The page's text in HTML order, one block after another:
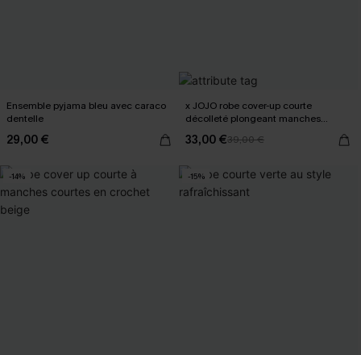
Ensemble pyjama bleu avec caraco
dentelle
29,00 €
x JOJO robe cover-up courte
décolleté plongeant manches
33,00 €39,00 €
-14% -15%